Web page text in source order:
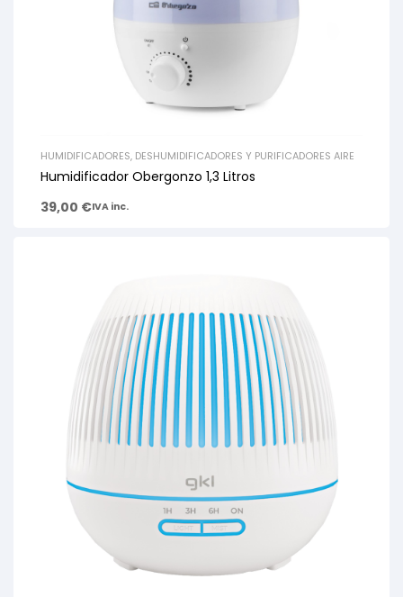
HUMIDIFICADORES, DESHUMIDIFICADORES Y PURIFICADORES AIRE
Humidificador Obergonzo 1,3 Litros
39,00 €IVA inc.